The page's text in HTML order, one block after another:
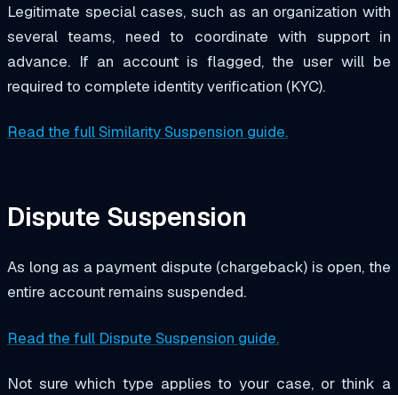
Legitimate special cases, such as an organization with
several teams, need to coordinate with support in
advance. If an account is flagged, the user will be
required to complete identity verification (KYC).
Read the full Similarity Suspension guide.
Dispute Suspension
As long as a payment dispute (chargeback) is open, the
entire account remains suspended.
Read the full Dispute Suspension guide.
Not sure which type applies to your case, or think a